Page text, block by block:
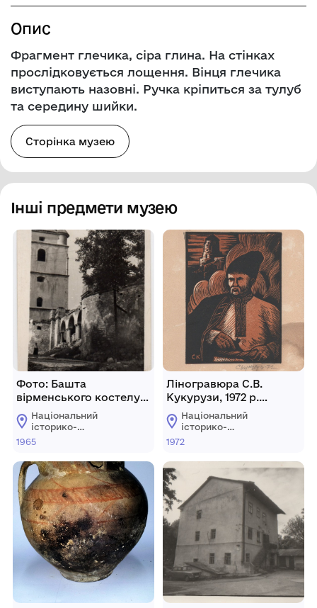
Опис
Фрагмент глечика, сіра глина. На стінках
прослідковується лощення. Вінця глечика
виступають назовні. Ручка кріпиться за тулуб
та середину шийки.
Сторінка музею
Інші предмети музею
Фото: Башта
вірменського костелу з
галереєю в м. Кам’янці-
Подільському, 1965 р.
Національний
історико-
архітектурний
"Кам'янець"
1965
Ліногравюра С.В.
Кукурузи, 1972 р.
Портрет У.Я.
Кармалюка.
Національний
історико-
архітектурний
"Кам'янець"
1972